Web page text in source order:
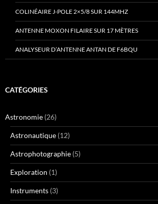
COLINÉAIRE J-POLE 2×5/8 SUR 144MHZ
ANTENNE MOXON FILAIRE SUR 17 MÈTRES
ANALYSEUR D’ANTENNE ANTAN DE F6BQU
CATÉGORIES
Astronomie (26)
Astronautique (12)
Astrophotographie (5)
Exploration (1)
Instruments (3)